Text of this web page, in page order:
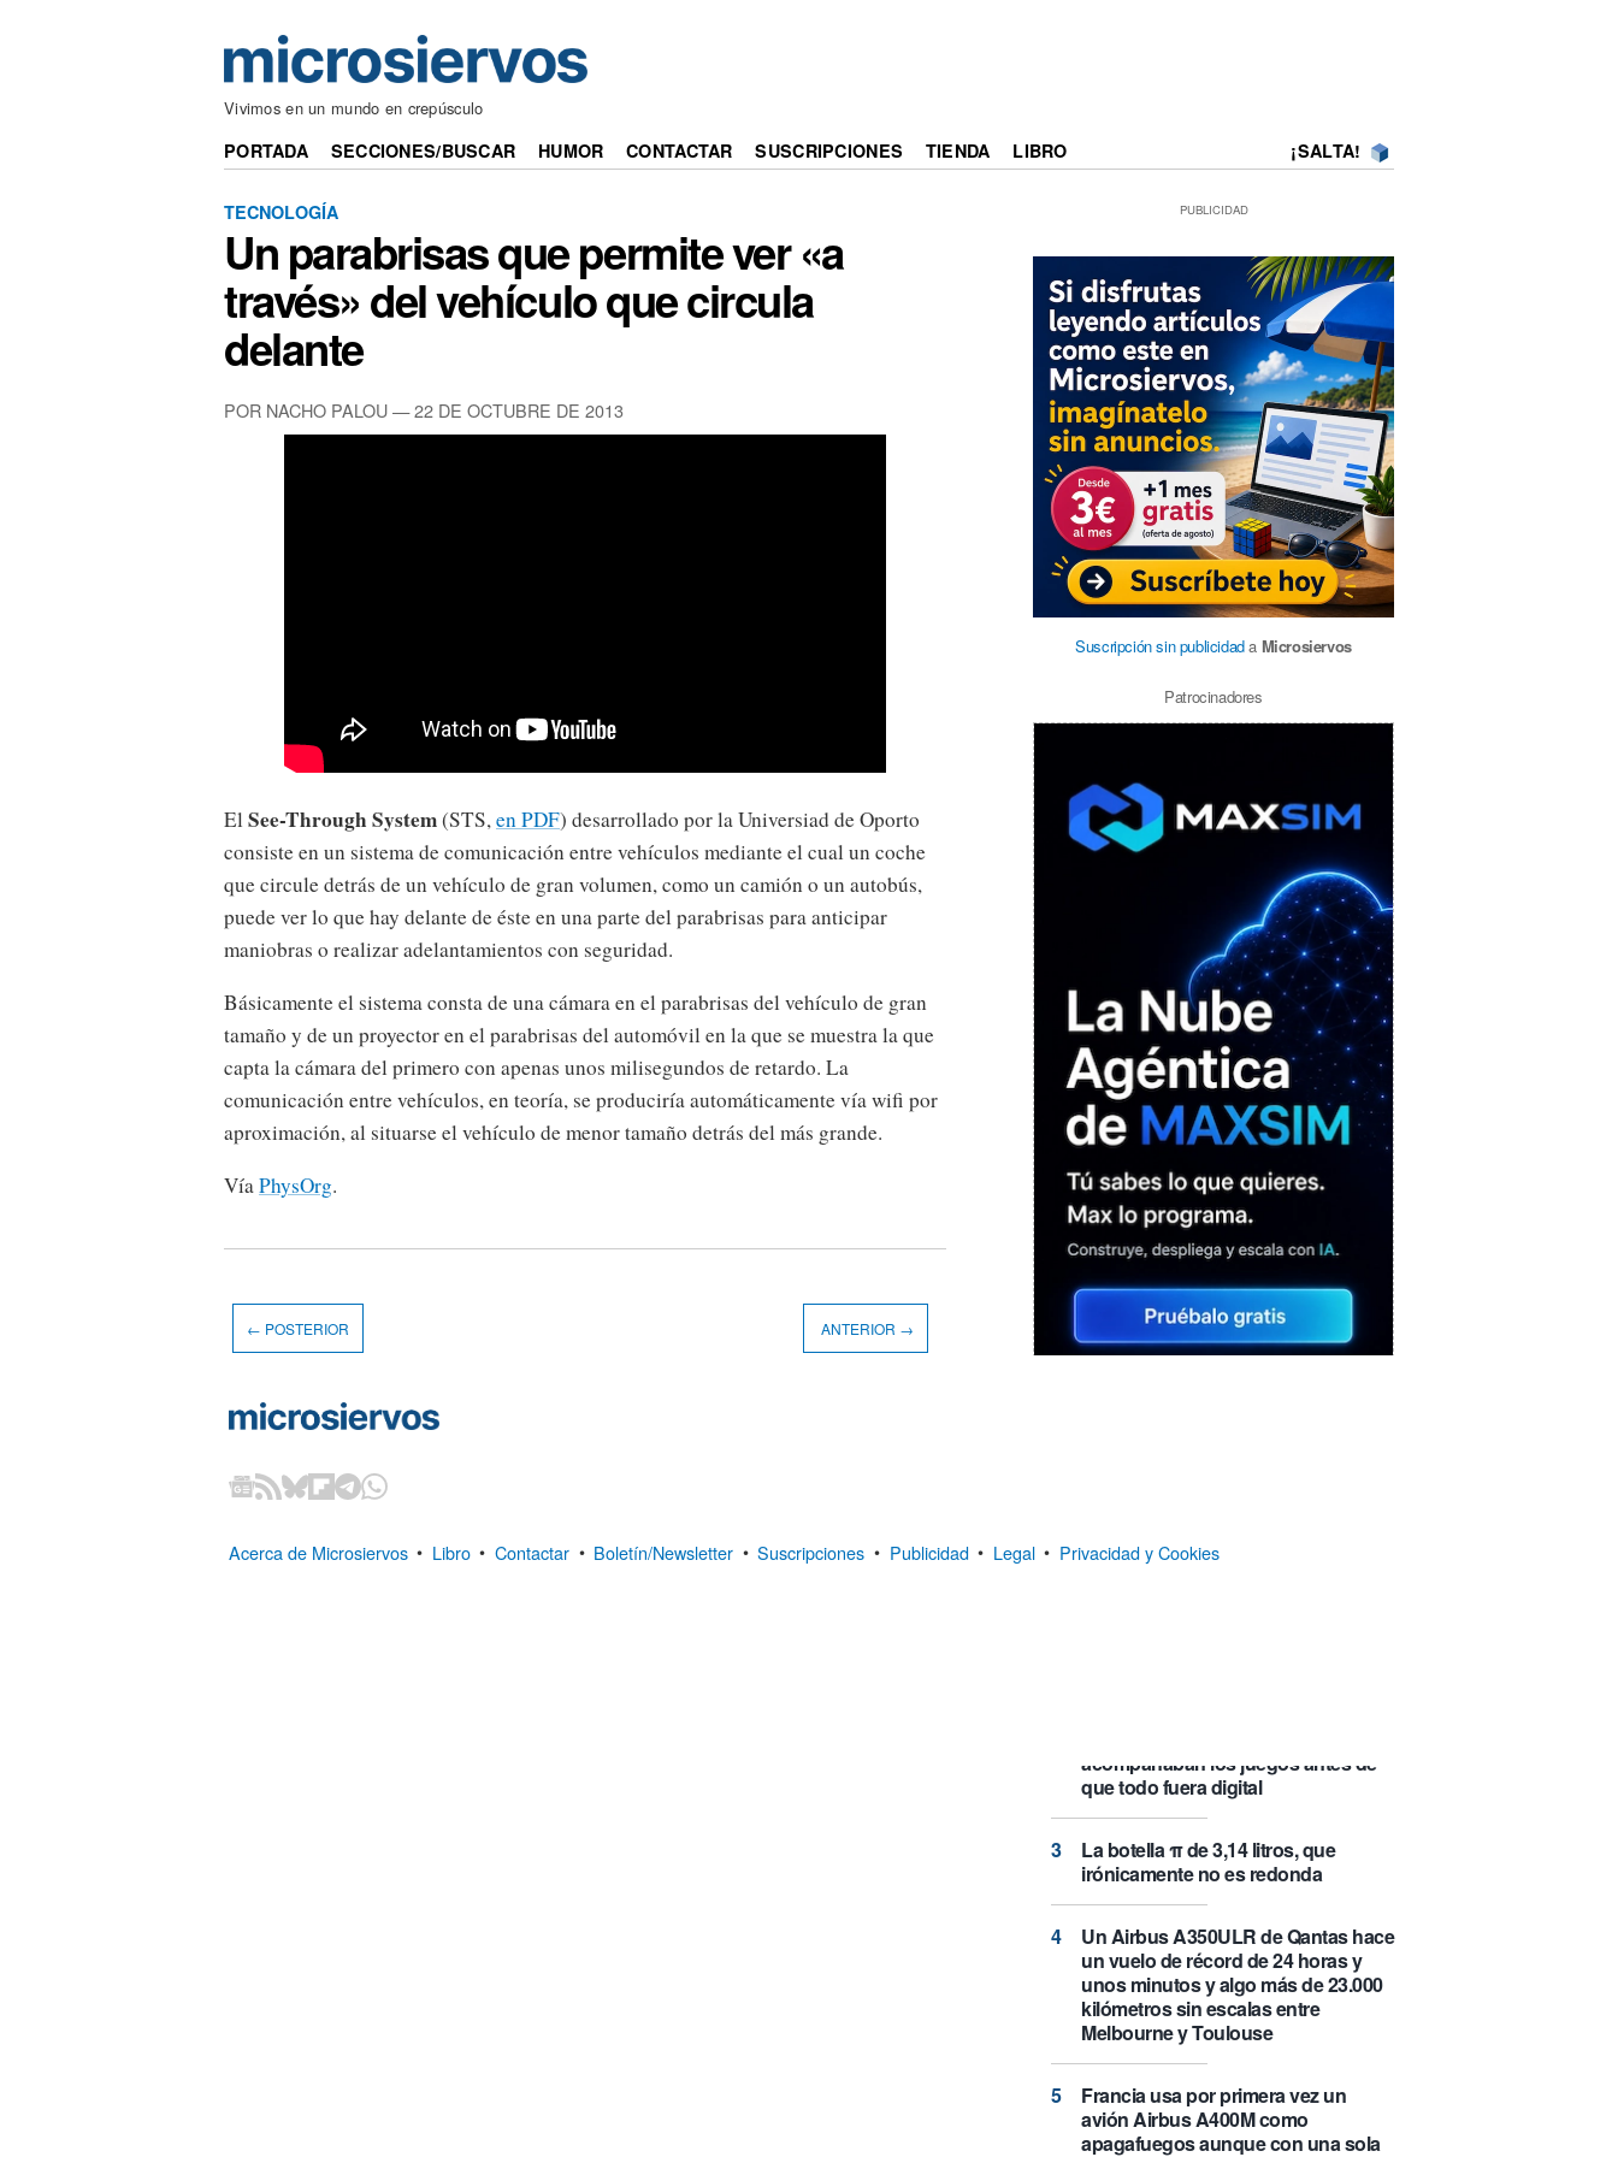
Vivimos en un mundo en crepúsculo
PORTADA SECCIONES/BUSCAR HUMOR CONTACTAR SUSCRIPCIONES TIENDA LIBRO ¡SALTA!
TECNOLOGÍA
Un parabrisas que permite ver «a
través» del vehículo que circula
delante
POR NACHO PALOU — 22 DE OCTUBRE DE 2013
El See-Through System(STS, en PDF) desarrollado por la Universiad de Oporto
consiste en un sistema de comunicación entre vehículos mediante el cual un coche
que circule detrás de un vehículo de gran volumen, como un camión o un autobús,
puede ver lo que hay delante de éste en una parte del parabrisas para anticipar
maniobras o realizar adelantamientos con seguridad.
Básicamente el sistema consta de una cámara en el parabrisas del vehículo de gran
tamaño y de un proyector en el parabrisas del automóvil en la que se muestra la que
capta la cámara del primero con apenas unos milisegundos de retardo. La
comunicación entre vehículos, en teoría, se produciría automáticamente vía wifi por
aproximación, al situarse el vehículo de menor tamaño detrás del más grande.
VíaPhysOrg.
PUBLICIDAD
Suscripción sin publicidada Microsiervos
Patrocinadores
acompañaban los juegos antes de
que todo fuera digital
La botella π de 3,14 litros, que
irónicamente no es redonda
Un Airbus A350ULR de Qantas hace
un vuelo de récord de 24 horas y
unos minutos y algo más de 23.000
kilómetros sin escalas entre
Melbourne y Toulouse
Francia usa por primera vez un
avión Airbus A400M como
apagafuegos aunque con una sola
← POSTERIOR ANTERIOR →
Acerca de Microsiervos • Libro • Contactar • Boletín/Newsletter • Suscripciones • Publicidad • Legal • Privacidad y Cookies